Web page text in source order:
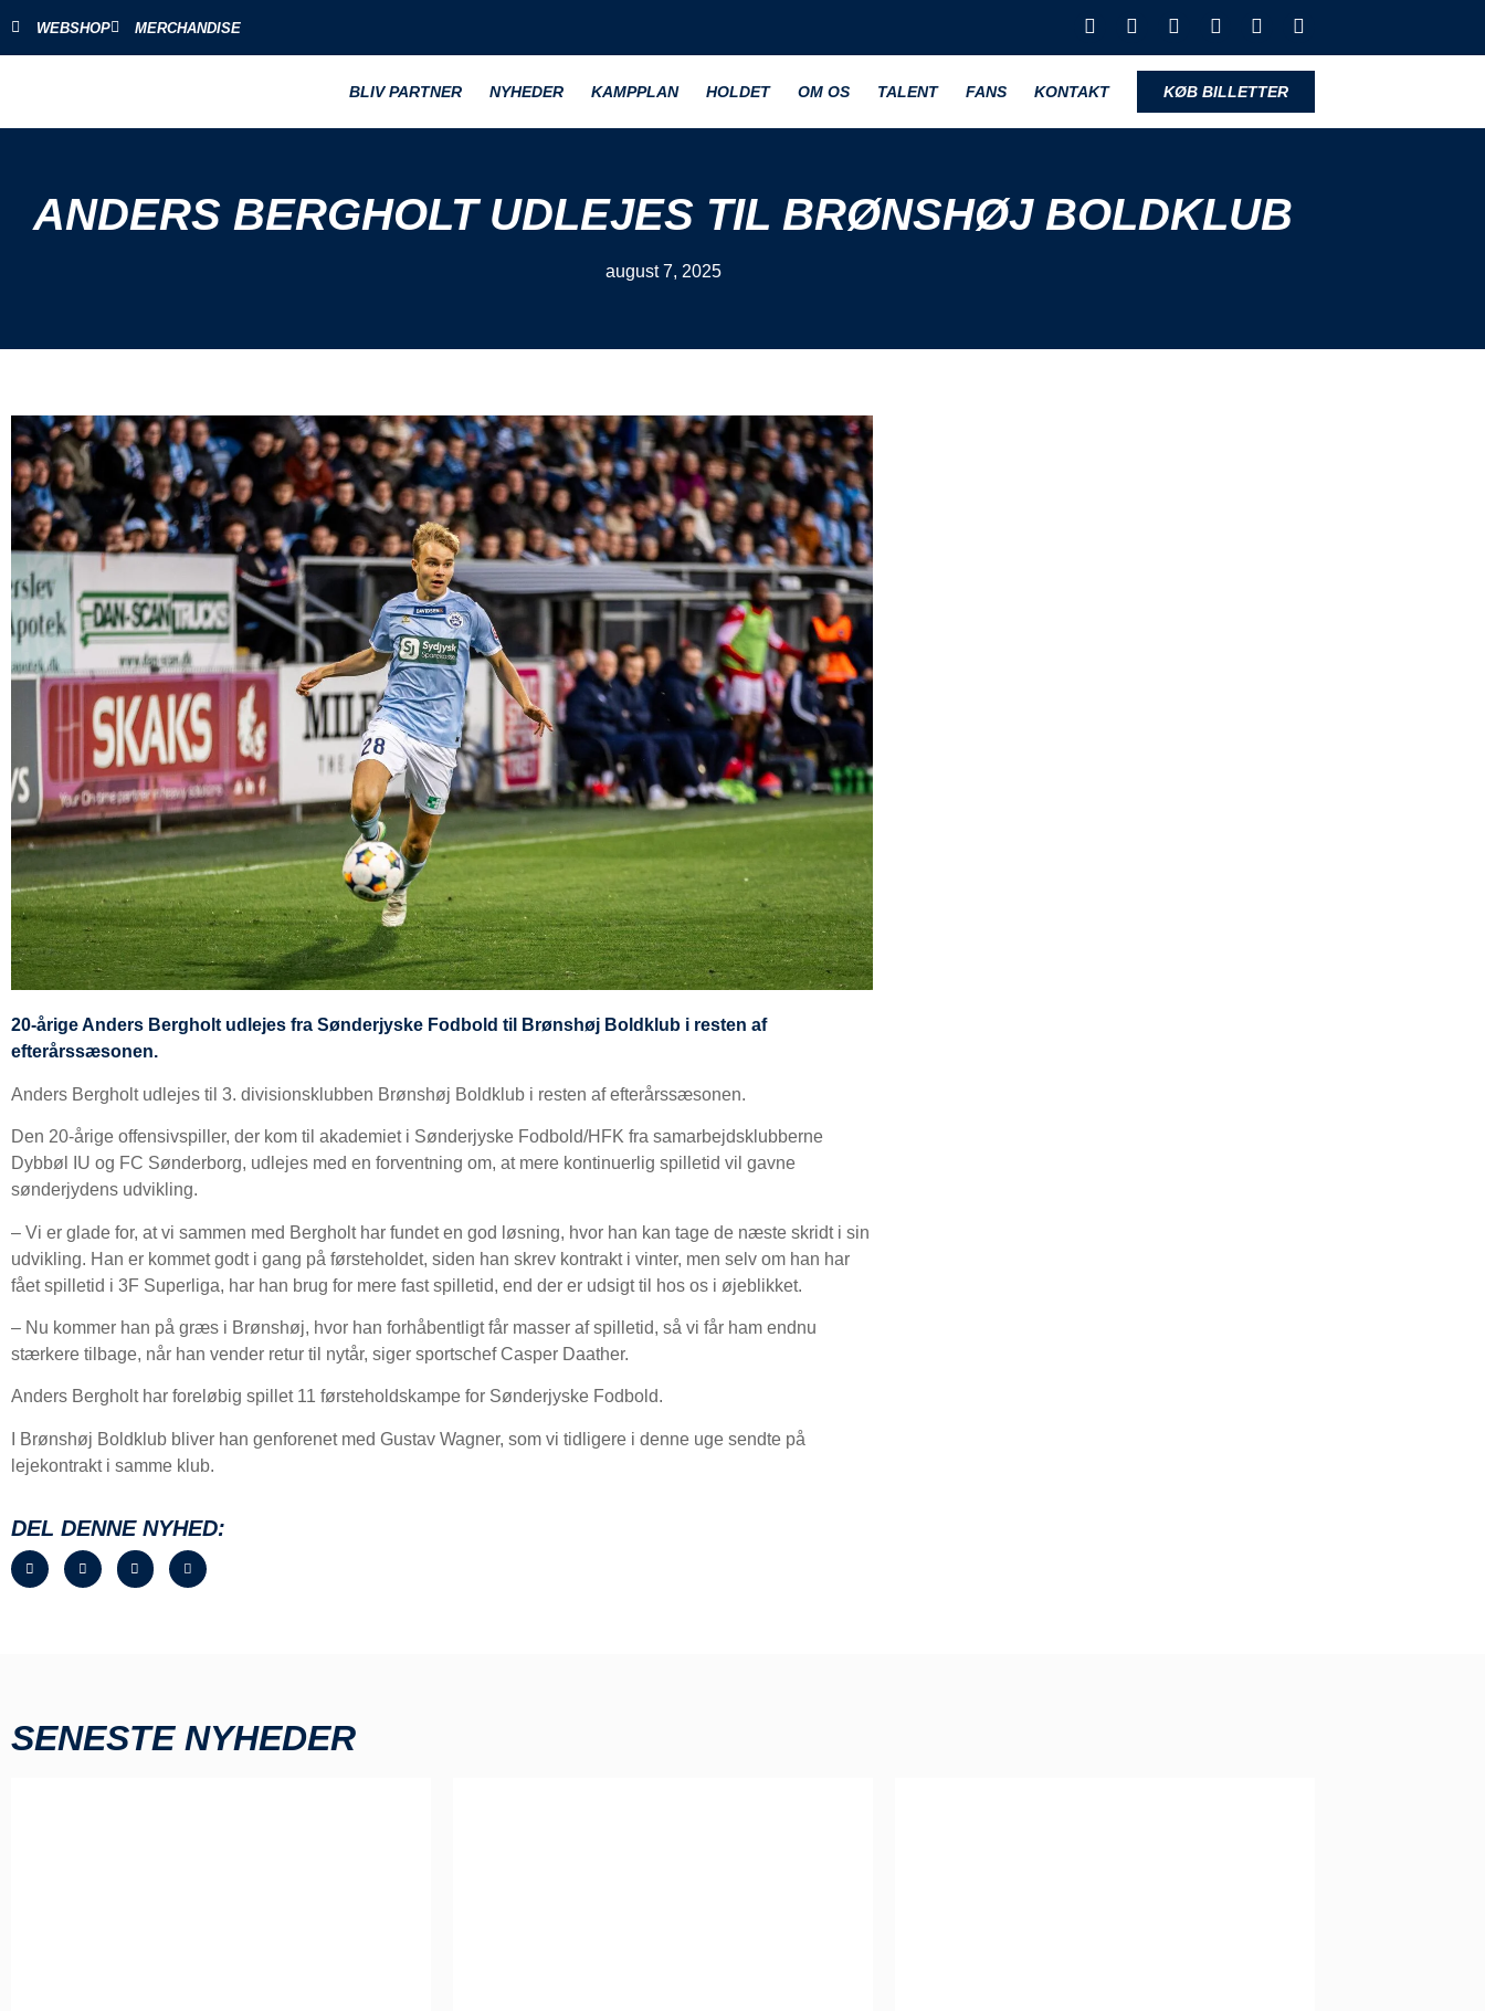
WEBSHOP MERCHANDISE
BLIV PARTNER NYHEDER KAMPPLAN HOLDET OM OS TALENT FANS KONTAKT KØB BILLETTER
ANDERS BERGHOLT UDLEJES TIL BRØNSHØJ BOLDKLUB
august 7, 2025
20-årige Anders Bergholt udlejes fra Sønderjyske Fodbold til Brønshøj Boldklub i resten af
efterårssæsonen.
Anders Bergholt udlejes til 3. divisionsklubben Brønshøj Boldklub i resten af efterårssæsonen.
Den 20-årige offensivspiller, der kom til akademiet i Sønderjyske Fodbold/HFK fra samarbejdsklubberne
Dybbøl IU og FC Sønderborg, udlejes med en forventning om, at mere kontinuerlig spilletid vil gavne
sønderjydens udvikling.
– Vi er glade for, at vi sammen med Bergholt har fundet en god løsning, hvor han kan tage de næste skridt i sin
udvikling. Han er kommet godt i gang på førsteholdet, siden han skrev kontrakt i vinter, men selv om han har
fået spilletid i 3F Superliga, har han brug for mere fast spilletid, end der er udsigt til hos os i øjeblikket.
– Nu kommer han på græs i Brønshøj, hvor han forhåbentligt får masser af spilletid, så vi får ham endnu
stærkere tilbage, når han vender retur til nytår, siger sportschef Casper Daather.
Anders Bergholt har foreløbig spillet 11 førsteholdskampe for Sønderjyske Fodbold.
I Brønshøj Boldklub bliver han genforenet med Gustav Wagner, som vi tidligere i denne uge sendte på
lejekontrakt i samme klub.
DEL DENNE NYHED:
SENESTE NYHEDER